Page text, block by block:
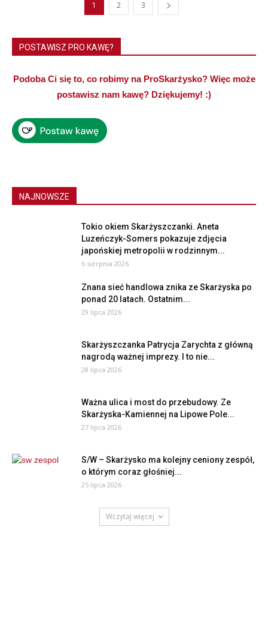
1 2 3
POSTAWISZ PRO KAWĘ?
Podoba Ci się to, co robimy na ProSkarżysko? Więc może
postawisz nam kawę? Dziękujemy! :)
NAJNOWSZE
Tokio okiem Skarżyszczanki. Aneta
Luzeńczyk-Somers pokazuje zdjęcia
japońskiej metropolii w rodzinnym...
6 sierpnia 2026
Znana sieć handlowa znika ze Skarżyska po
ponad 20 latach. Ostatnim...
29 lipca 2026
Skarżyszczanka Patrycja Zarychta z główną
nagrodą ważnej imprezy. I to nie...
28 lipca 2026
Ważna ulica i most do przebudowy. Ze
Skarżyska-Kamiennej na Lipowe Pole...
27 lipca 2026
S/W – Skarżysko ma kolejny ceniony zespół,
o którym coraz głośniej...
25 lipca 2026
Wczytaj więcej